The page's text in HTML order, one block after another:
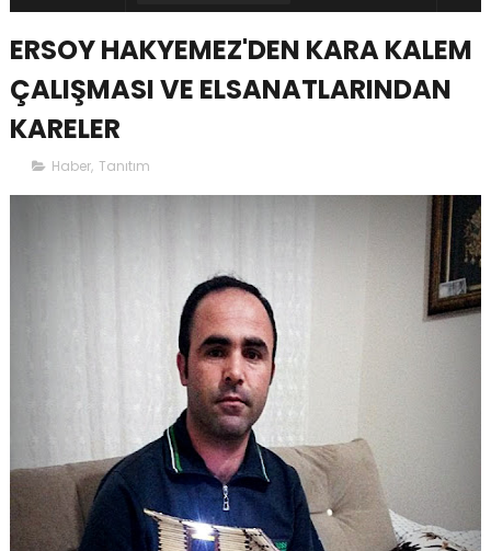
ERSOY HAKYEMEZ'DEN KARA KALEM
ÇALIŞMASI VE ELSANATLARINDAN
KARELER
Haber, Tanıtım